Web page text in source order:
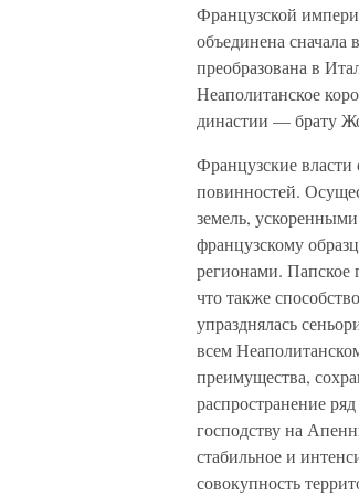
Французской
объединена
преобразована в
Неаполитанское
династии — брату
Французские
повинностей.
земель,
французскому
регионами.
что также
упразднялась
всем
преимущества,
распространение
господству на
стабильное и
совокупность